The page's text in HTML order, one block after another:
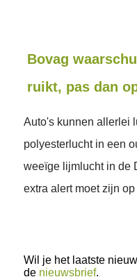
Bovag
ruikt, pas dan
Auto's kunnen allerlei
polyesterlucht in een
weeïge lijmlucht in de
extra alert moet zijn
Wil je het laatste
de nieuwsbrief.